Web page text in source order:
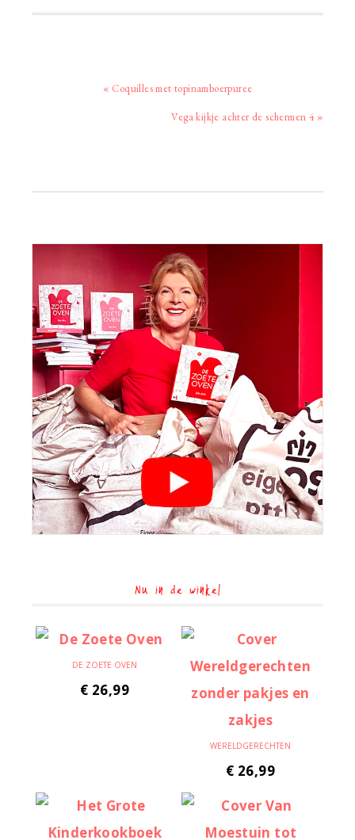
Vorig
« Coquilles met topinamboerpuree
Volgend
Vega kijkje achter de schermen 4 »
Nu in de winkel
DE ZOETE OVEN
€ 26,99
WERELDGERECHTEN
€ 26,99